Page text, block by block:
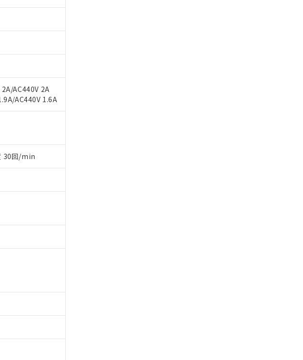
AC440V 2A
AC440V 1.6A
30回/min
時点での社内データに基づき作成されるも
はお客様担当のオムロン制御機器販売店・
ーク
」をご確認ください。
だくには、I-Webメンバーズにご登録され
について、当社および当社の共同利用者
に必要な範囲で利用することをご了承くだ
、
認しています。
て非含有を証明するものではありません。
完了までの期間は出荷製品に未対応品が
段のことがない限り、2022年1月12日よ
とを示します。
ことを示します。
ポリ臭化ジフェニルエーテル類) : 1000ppm、
示します。
環境に深刻な影響を及ぼさない年数を意
輸出許可(または役務取引許可)を取得する
法に輸出されないよう必要な手段を講じ
またはその他武器並びにこれらの製造装
よび3の内容を当該第三者に通知します。
出するおそれがある場合は、取り引きをい
キャンセル
先、またはお客様担当のオムロン制御
機種